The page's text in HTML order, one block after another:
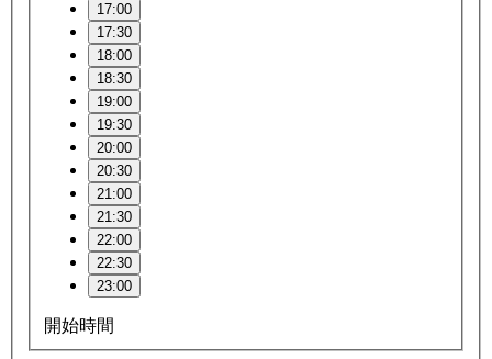
17:00
17:30
18:00
18:30
19:00
19:30
20:00
20:30
21:00
21:30
22:00
22:30
23:00
開始時間